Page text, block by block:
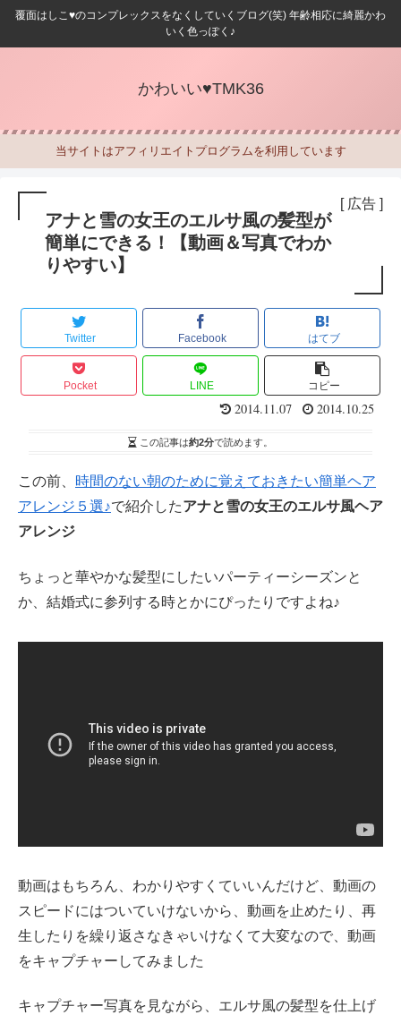
覆面はしこ♥のコンプレックスをなくしていくブログ(笑) 年齢相応に綺麗かわ
いく色っぽく♪
かわいい♥TMK36
当サイトはアフィリエイトプログラムを利用しています
[ 広告 ]
アナと雪の女王のエルサ風の髪型が
簡単にできる！【動画＆写真でわか
りやすい】
Twitter Facebook はてブ
Pocket LINE コピー
2014.11.07 2014.10.25
この記事は約2分で読めます。
この前、 時間のない朝のために覚えておきたい簡単ヘア
アレンジ５選♪で紹介したアナと雪の女王のエルサ風ヘア
アレンジ
ちょっと華やかな髪型にしたいパーティーシーズンと
か、結婚式に参列する時とかにぴったりですよね♪
動画はもちろん、わかりやすくていいんだけど、動画の
スピードにはついていけないから、動画を止めたり、再
生したりを繰り返さなきゃいけなくて大変なので、動画
をキャプチャーしてみました
キャプチャー写真を見ながら、エルサ風の髪型を仕上げ